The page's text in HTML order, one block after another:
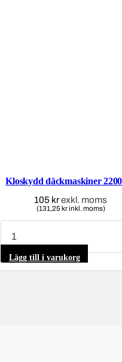
Kloskydd däckmaskiner
105 kr exkl. moms
(131,25 kr inkl. moms)
däckmaskiner
2200621
Lägg till i varukorg